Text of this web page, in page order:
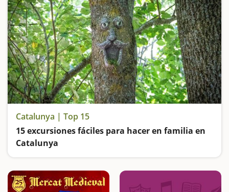
Catalunya | Top 15
15 excursiones fáciles para hacer en familia en
Catalunya